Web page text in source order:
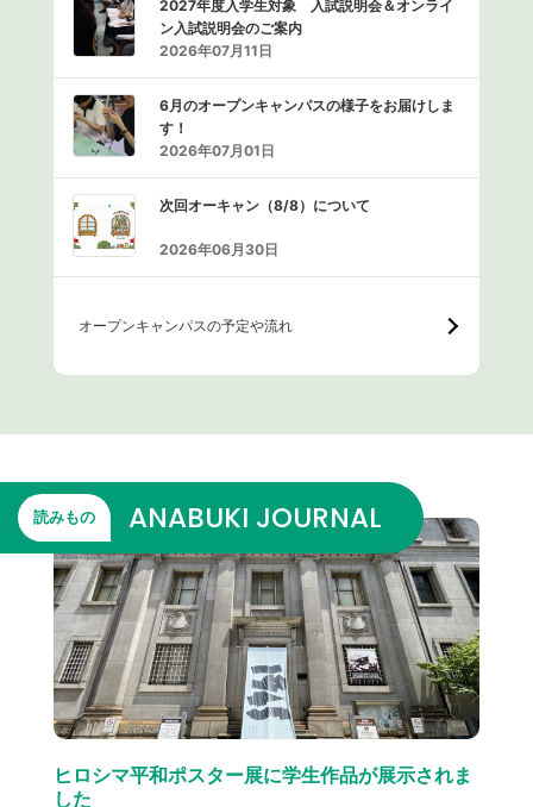
2027年度入学生対象 入試説明会＆オンライ
ン入試説明会のご案内
2026年07月11日
6月のオープンキャンパスの様子をお届けしま
す！
2026年07月01日
次回オーキャン（8/8）について
2026年06月30日
オープンキャンパスの予定や流れ
読みもの ANABUKI JOURNAL
ヒロシマ平和ポスター展に学生作品が展示されま
した